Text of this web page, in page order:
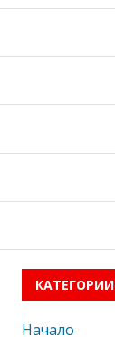
КАТЕГОРИИ
Начало